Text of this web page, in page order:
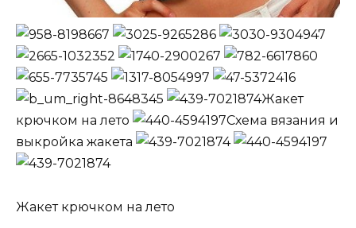
Жакет
крючком на лето
Схема вязания и
выкройка жакета
Жакет крючком на лето